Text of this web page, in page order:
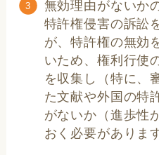
無効理由がないか
特許権侵害の訴訟
が、特許権の無効
いため、権利行使
を収集し（特に、
た文献や外国の特
がないか（進歩性
おく必要がありま